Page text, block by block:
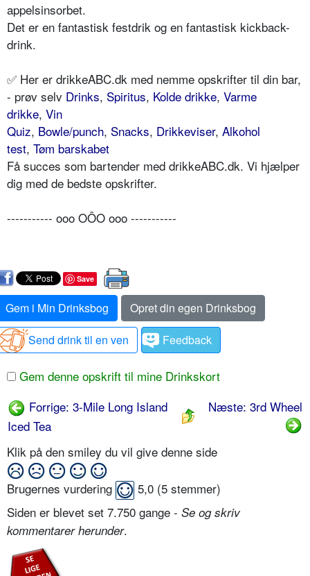
appelsinsorbet.
Det er en fantastisk festdrik og en fantastisk kickback-
drink.
✅ Her er drikkeABC.dk med nemme opskrifter til din bar,
- prøv selv Drinks, Spiritus, Kolde drikke, Varme
drikke, Vin
Quiz, Bowle/punch, Snacks, Drikkeviser, Alkohol
test, Tøm barskabet
Få succes som bartender med drikkeABC.dk. Vi hjælper
dig med de bedste opskrifter.
----------- ooo OÔO ooo -----------
Save
Gem i Min Drinksbog
Opret din egen Drinksbog
Send drink til en ven
Feedback
Gem denne opskrift til mine Drinkskort
Forrige: 3-Mile Long Island
Iced Tea
Næste: 3rd Wheel
Klik på den smiley du vil give denne side
Brugernes vurdering 5,0 (5 stemmer)
Siden er blevet set 7.750 gange - Se og skriv
kommentarer herunder.